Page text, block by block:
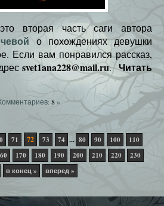
вторая часть саги автора
о похождениях девушки
Если вам понравился рассказ,
svet1ana228@mail.ru. Читать
8»
71 72 73 74 ... 80 90 100
110
170 180 190 200 210 220
230
в конец » вперед »